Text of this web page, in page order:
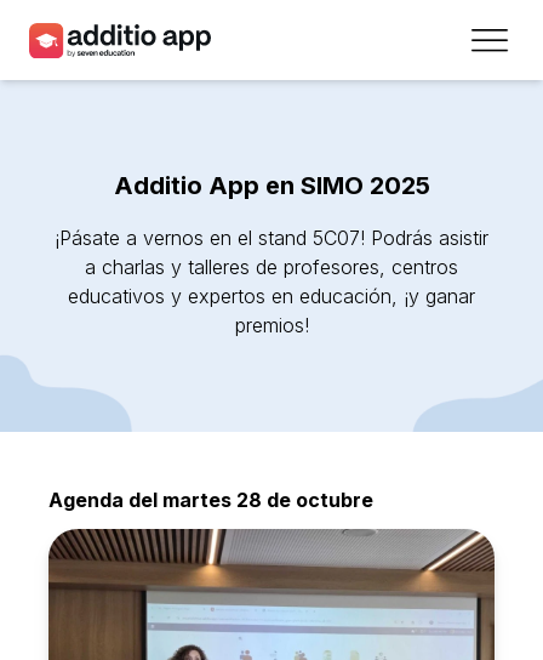
Planes
Español
Additio App en SIMO 2025
¡Pásate a vernos en el stand 5C07! Podrás asistir
a charlas y talleres de profesores, centros
educativos y expertos en educación, ¡y ganar
premios!
Agenda del martes 28 de octubre